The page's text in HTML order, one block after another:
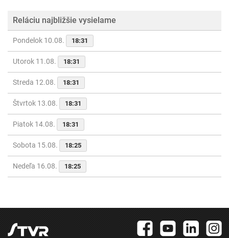
Reláciu najbližšie vysielame
Pondelok 10.08. 18:31
Utorok 11.08. 18:31
Streda 12.08. 18:31
Štvrtok 13.08. 18:31
Piatok 14.08. 18:31
Sobota 15.08. 18:25
Nedeľa 16.08. 18:25